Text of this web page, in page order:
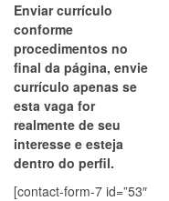
Enviar currículo
conforme
procedimentos no
final da página, envie
currículo apenas se
esta vaga for
realmente de seu
interesse e esteja
dentro do perfil.
[contact-form-7 id=”53″